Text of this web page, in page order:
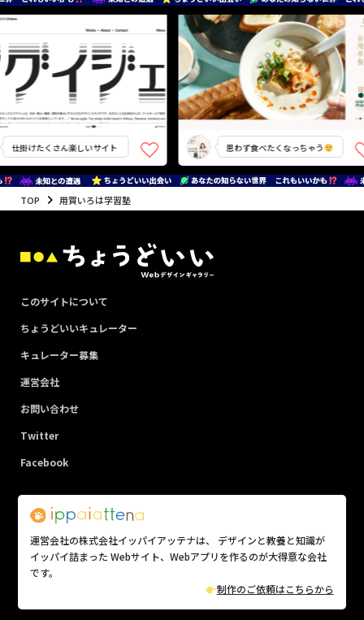
仕掛けたくさん楽しいサイト 思わず食べたくなっちゃう
TOP 用賀いろは学習塾
このサイトについて
ちょうどいいキュレーター
キュレーター募集
運営会社
お問い合わせ
Twitter
Facebook
運営会社の株式会社イッパイアッテナは、 デザインと教養と知識が
イッパイ詰まった Webサイト、Webアプリを作るのが大得意な会社
です。
制作のご依頼はこちらから